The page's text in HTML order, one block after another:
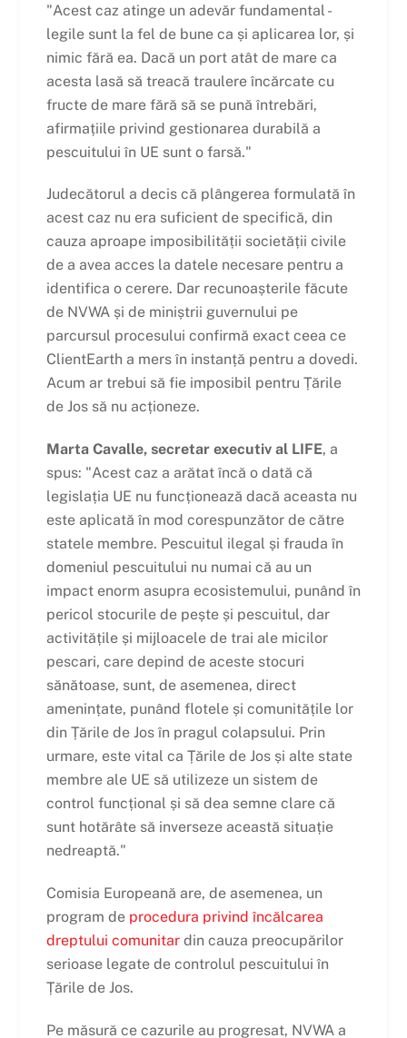
"Acest caz atinge un adevăr fundamental -
legile sunt la fel de bune ca și aplicarea lor, și
nimic fără ea. Dacă un port atât de mare ca
acesta lasă să treacă traulere încărcate cu
fructe de mare fără să se pună întrebări,
afirmațiile privind gestionarea durabilă a
pescuitului în UE sunt o farsă."
Judecătorul a decis că plângerea formulată în
acest caz nu era suficient de specifică, din
cauza aproape imposibilității societății civile
de a avea acces la datele necesare pentru a
identifica o cerere. Dar recunoașterile făcute
de NVWA și de miniștrii guvernului pe
parcursul procesului confirmă exact ceea ce
ClientEarth a mers în instanță pentru a dovedi.
Acum ar trebui să fie imposibil pentru Țările
de Jos să nu acționeze.
Marta Cavalle, secretar executiv al LIFE, a
spus: "Acest caz a arătat încă o dată că
legislația UE nu funcționează dacă aceasta nu
este aplicată în mod corespunzător de către
statele membre. Pescuitul ilegal și frauda în
domeniul pescuitului nu numai că au un
impact enorm asupra ecosistemului, punând în
pericol stocurile de pește și pescuitul, dar
activitățile și mijloacele de trai ale micilor
pescari, care depind de aceste stocuri
sănătoase, sunt, de asemenea, direct
amenințate, punând flotele și comunitățile lor
din Țările de Jos în pragul colapsului. Prin
urmare, este vital ca Țările de Jos și alte state
membre ale UE să utilizeze un sistem de
control funcțional și să dea semne clare că
sunt hotărâte să inverseze această situație
nedreaptă."
Comisia Europeană are, de asemenea, un
program de procedura privind încălcarea
dreptului comunitardin cauza preocupărilor
serioase legate de controlul pescuitului în
Țările de Jos.
Pe măsură ce cazurile au progresat, NVWA a